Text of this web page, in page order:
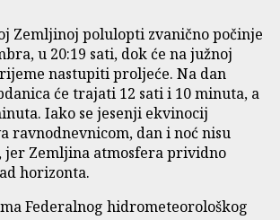
Zemljinoj polulopti zvanično počinje
u 20:19 sati, dok će na južnoj
nastupiti proljeće. Na dan
će trajati 12 sati i 10 minuta, a
Iako se jesenji ekvinocij
ravnodnevnicom, dan i noć nisu
jer Zemljina atmosfera prividno
horizonta.
Federalnog hidrometeorološkog